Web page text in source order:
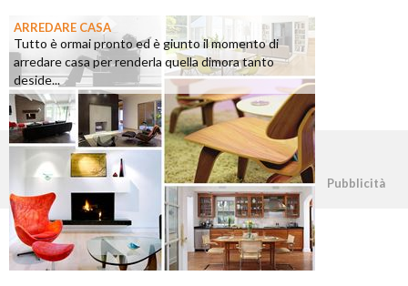
ARREDARE CASA
Tutto è ormai pronto ed è giunto il momento di
arredare casa per renderla quella dimora tanto
deside...
©2026 - casapratica.org - p.iva 03338800984 Pubblicità